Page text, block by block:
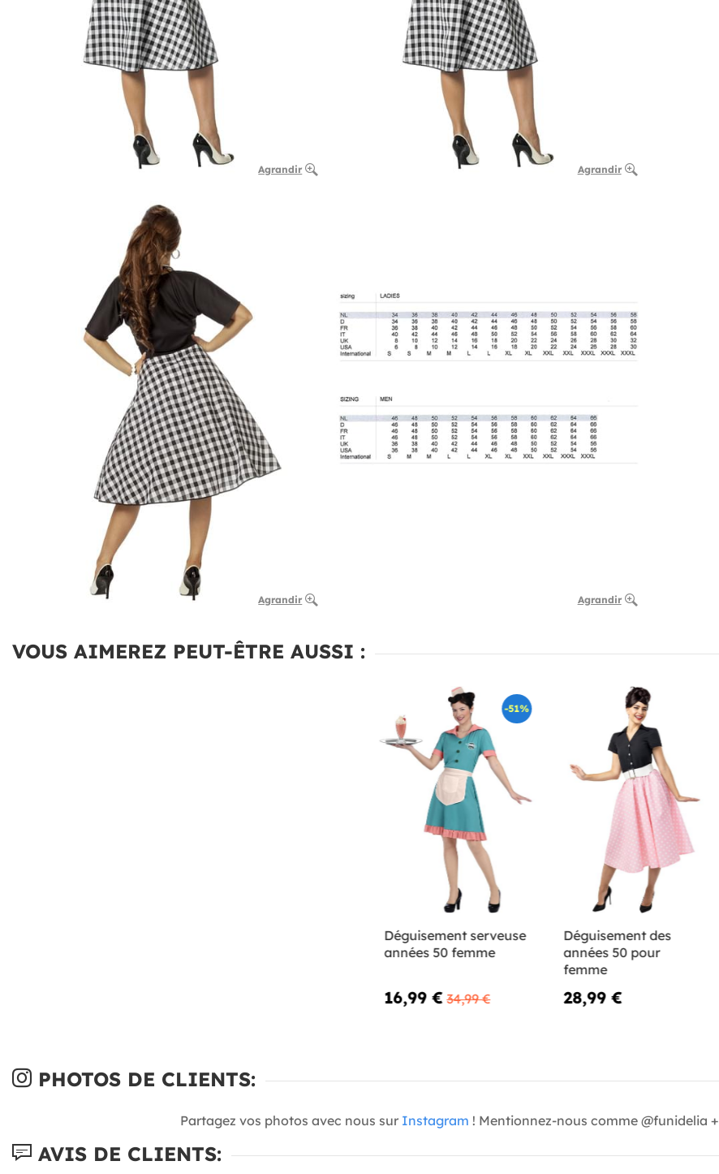
Agrandir Agrandir
Agrandir Agrandir
VOUS AIMEREZ PEUT-ÊTRE AUSSI :
-51%
Déguisement serveuse
années 50 femme
16,99 € 34,99 €
Déguisement des
années 50 pour
femme
28,99 €
PHOTOS DE CLIENTS:
Partagez vos photos avec nous sur Instagram ! Mentionnez-nous comme @funidelia +
AVIS DE CLIENTS: